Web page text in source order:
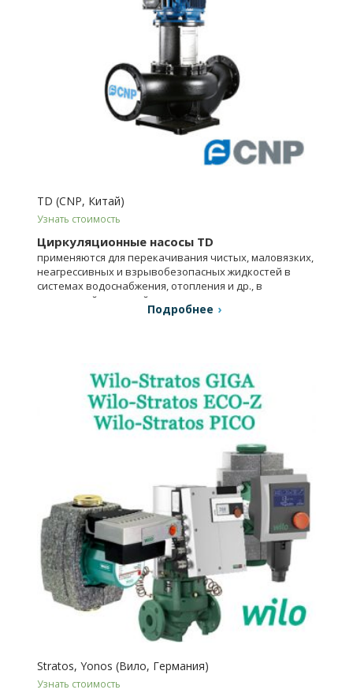
TD (CNP, Китай)
Узнать стоимость
Циркуляционные насосы TD
применяются для перекачивания чистых, маловязких,
неагрессивных и взрывобезопасных жидкостей в
системах водоснабжения, отопления и др., в
химической, пищевой промышленности и т.д.
Подробнее
Stratos, Yonos (Вило, Германия)
Узнать стоимость